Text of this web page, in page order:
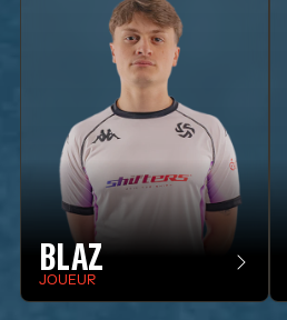
BLAZ
JOUEUR